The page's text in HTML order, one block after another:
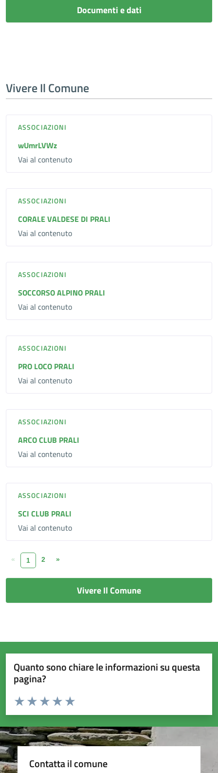
Documenti e dati
Vivere Il Comune
ASSOCIAZIONI
wUmrLVWz
Vai al contenuto
ASSOCIAZIONI
CORALE VALDESE DI PRALI
Vai al contenuto
ASSOCIAZIONI
SOCCORSO ALPINO PRALI
Vai al contenuto
ASSOCIAZIONI
PRO LOCO PRALI
Vai al contenuto
ASSOCIAZIONI
ARCO CLUB PRALI
Vai al contenuto
ASSOCIAZIONI
SCI CLUB PRALI
Vai al contenuto
« 1 2 »
Vivere Il Comune
Quanto sono chiare le informazioni su questa
pagina?
Valuta da 1 a 5 stelle la pagina
Valuta 5 stelle su 5
Valuta 4 stelle su 5
Valuta 3 stelle su 5
Valuta 2 stelle su 5
Valuta 1 stelle su 5
Contatta il comune